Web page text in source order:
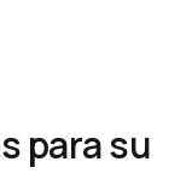
para su